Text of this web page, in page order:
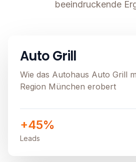
beeindruckende
Auto Grill
Wie das Autohaus Auto Grill
Region München erobert
+45%
Leads